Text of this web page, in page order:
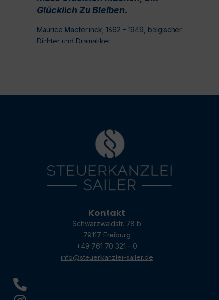
Glücklich Zu Bleiben.
Maurice Maeterlinck; 1862 – 1949, belgischer
Dichter und Dramatiker
Kontakt
Schwarzwaldstr. 78 b
79117 Freiburg
+49 761 70 321 – 0
info@steuerkanzlei-sailer.de